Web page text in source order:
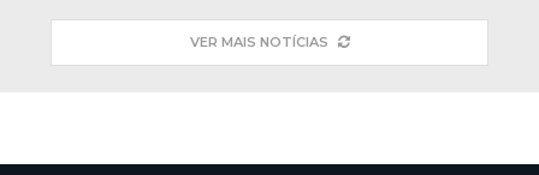
VER MAIS NOTÍCIAS